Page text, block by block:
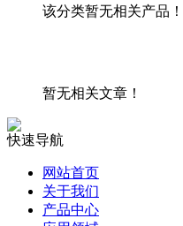
该分类暂无相关产品！
暂无相关文章！
快速导航
网站首页
关于我们
产品中心